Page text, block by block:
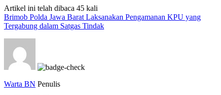
Artikel ini telah dibaca 45 kali
Brimob Polda Jawa Barat Laksanakan Pengamanan KPU yang
Tergabung dalam Satgas Tindak
Warta BN Penulis